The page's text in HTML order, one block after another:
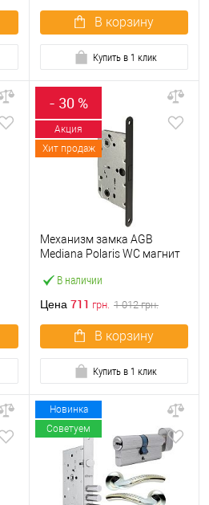
В корзину
Купить в 1 клик
- 30 %
Акция
Хит продаж
В наличии
Механизм замка AGB
Mediana Polaris WC магнит
Цена 711 грн. 1 012грн.
В корзину
Купить в 1 клик
Новинка
Советуем